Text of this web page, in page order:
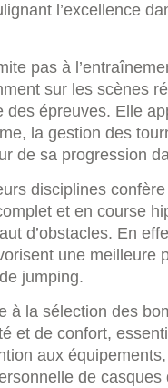
l’excellence
pas à
sur les scènes
épreuves. Elle
la gestion des
de sa progression
disciplines
et en course
d’obstacles. En
une meilleure
jumping.
à la sélection des
et de confort,
aux
de